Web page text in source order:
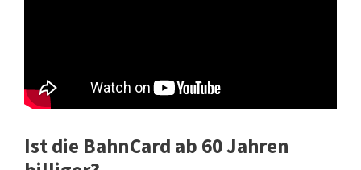
Ist die BahnCard ab 60 Jahren